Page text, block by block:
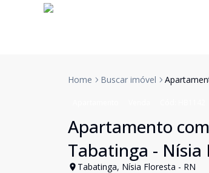
Home Buscar imóvel
Apartamento
Tabatinga - Nísia
Tabatinga, Nísia Floresta - RN